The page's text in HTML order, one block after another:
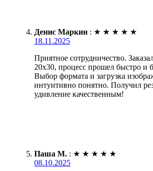
Денис Маркин : ★ ★ ★ ★ ★
18.11.2025
Приятное сотрудничество.
20х30, процесс прошел быстро и
Выбор формата и загрузка
интуитивно понятно. Получил
удивление качественным!
Паша М. : ★ ★ ★ ★ ★
08.10.2025